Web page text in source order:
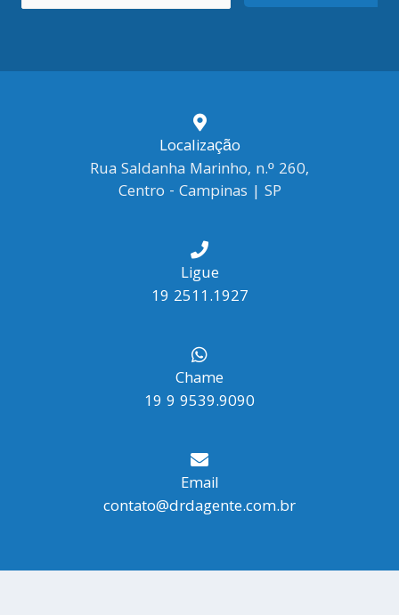
Localização
Rua Saldanha Marinho, n.º 260,
Centro - Campinas | SP
Ligue
19 2511.1927
Chame
19 9 9539.9090
Email
contato@drdagente.com.br